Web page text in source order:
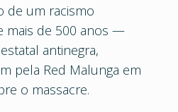
de um racismo
mais de 500 anos —
antinegra,
pela Red Malunga em
o massacre.